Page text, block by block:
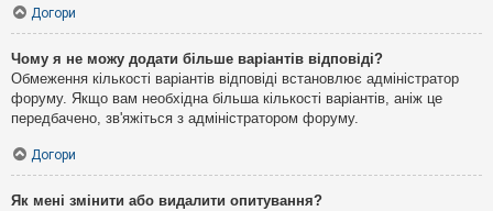
Догори
Чому я не можу додати більше варіантів відповіді?
Обмеження кількості варіантів відповіді встановлює адміністратор
форуму. Якщо вам необхідна більша кількості варіантів, аніж це
передбачено, зв'яжіться з адміністратором форуму.
Догори
Як мені змінити або видалити опитування?